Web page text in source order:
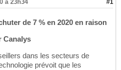
à 23h34 #1
de 7 % en 2020 en raison
Canalys
dans les secteurs de
prévoit que les